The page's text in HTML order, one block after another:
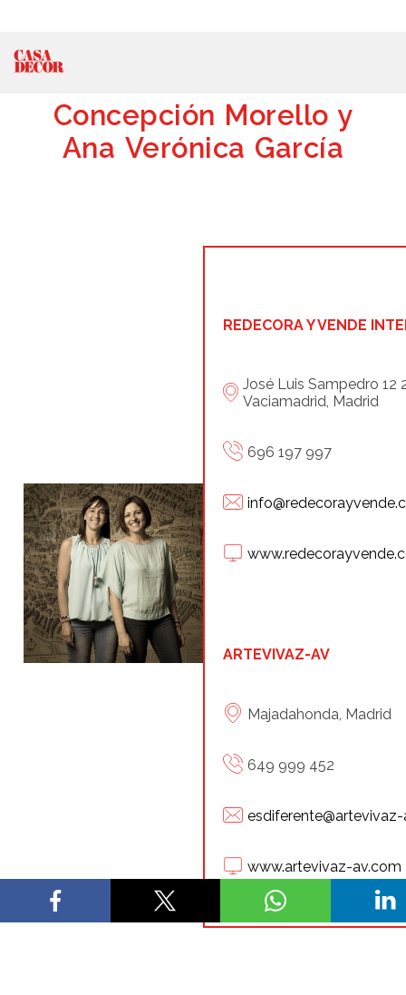
Concepción Morello y
Ana Verónica García
REDECORA Y VENDE
José Luis Sampedro 12
Vaciamadrid, Madrid
696 197 997
ARTEVIVAZ-AV
Majadahonda, Madrid
649 999 452
www.artevivaz-av.com